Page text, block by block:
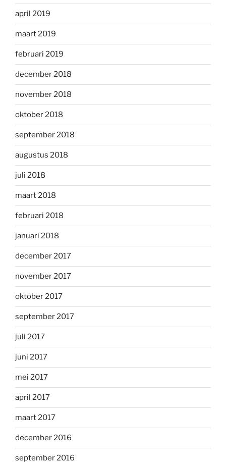
april 2019
maart 2019
februari 2019
december 2018
november 2018
oktober 2018
september 2018
augustus 2018
juli 2018
maart 2018
februari 2018
januari 2018
december 2017
november 2017
oktober 2017
september 2017
juli 2017
juni 2017
mei 2017
april 2017
maart 2017
december 2016
september 2016